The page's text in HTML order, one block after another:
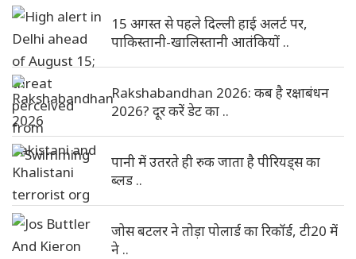
15 अगस्त से पहले दिल्ली हाई अलर्ट पर,
पाकिस्तानी-खालिस्तानी आतंकियों ..
Rakshabandhan 2026: कब है रक्षाबंधन
2026? दूर करें डेट का ..
पानी में उतरते ही रुक जाता है पीरियड्स का
ब्लड ..
जोस बटलर ने तोड़ा पोलार्ड का रिकॉर्ड, टी20 में
ने ..